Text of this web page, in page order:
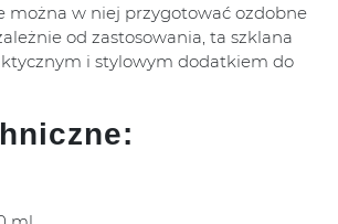
można w niej przygotować ozdobne
od zastosowania, ta szklana
i stylowym dodatkiem do